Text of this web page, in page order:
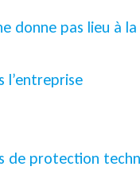
donne pas lieu à
l’entreprise
de protection